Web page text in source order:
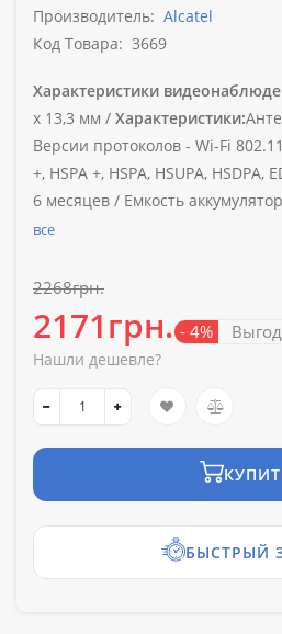
Производитель: Alcatel
Код Товара: 3669
Характеристики
х 13,3 мм / Характеристики:
Версии протоколов - Wi-Fi
+, HSPA +, HSPA, HSUPA, HSDPA,
6 месяцев / Емкость
все
2268грн.
2171грн. - 4%
Нашли дешевле?
БЫСТРЫЙ